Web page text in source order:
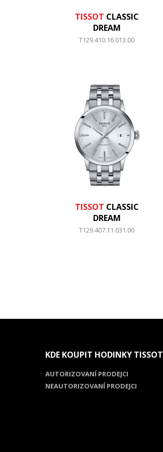
TISSOT CLASSIC
DREAM
T129.410.16.013.00
TISSOT CLASSIC
DREAM
T129.407.11.031.00
KDE KOUPIT HODINKY TISSOT
AUTORIZOVANÍ PRODEJCI
NEAUTORIZOVANÍ PRODEJCI